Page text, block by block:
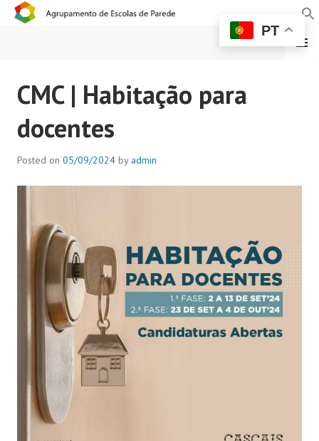
AGRUPAMENTO DE
ESCOLAS DE PAREDE
MENU
CMC | Habitação para
docentes
Posted on 05/09/2024 by admin
PT